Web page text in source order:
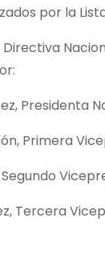
por la Lista
Directiva
Presidenta
Primera
Tercera